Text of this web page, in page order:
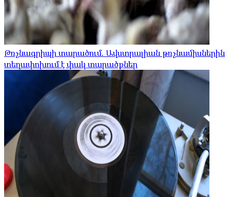
Թռչնագրիպի տարածում. Ավստրալիան թռչնամիսներին
տեղափոխում է փակ տարածքներ